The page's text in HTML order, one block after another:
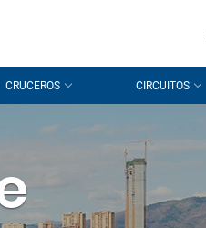
CRUCEROS CIRCUITOS